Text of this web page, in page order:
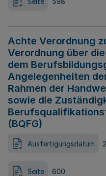
Achte Verordnung
Verordnung über
dem
Angelegenheiten
Rahmen der
sowie die
(BQFG)
Ausfertigungsdatum
Seite 600